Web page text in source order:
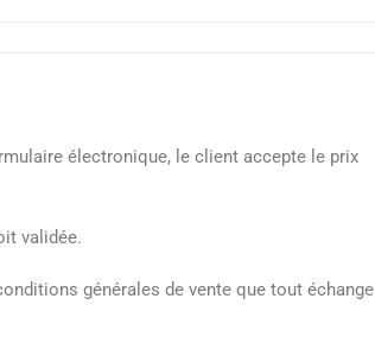
électronique, le client accepte le prix
validée.
générales de vente que tout échange